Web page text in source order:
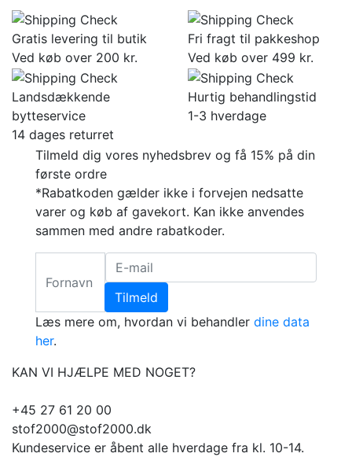
Gratis levering til butik
Ved køb over 200 kr.
Fri fragt til pakkeshop
Ved køb over 499 kr.
Landsdækkende
bytteservice
14 dages returret
Hurtig behandlingstid
1-3 hverdage
Tilmeld dig vores nyhedsbrev og få 15% på din
første ordre
*Rabatkoden gælder ikke i forvejen nedsatte
varer og køb af gavekort. Kan ikke anvendes
sammen med andre rabatkoder.
Tilmeld
Læs mere om, hvordan vi behandler dine data
her.
KAN VI HJÆLPE MED NOGET?
+45 27 61 20 00
stof2000@stof2000.dk
Kundeservice er åbent alle hverdage fra kl. 10-14.